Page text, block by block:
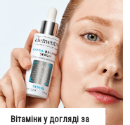
Вітаміни у догляді за